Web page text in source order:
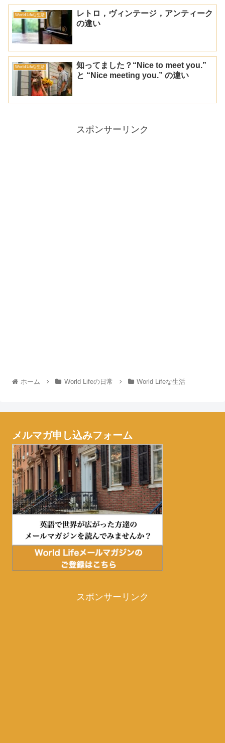
World Lifeな生活
レトロ，ヴィンテージ，アンティーク
の違い
World Lifeな生活
知ってました？“Nice to meet you.”
と “Nice meeting you.” の違い
スポンサーリンク
ホーム World Lifeの日常 World Lifeな生活
メルマガ申し込みフォーム
スポンサーリンク